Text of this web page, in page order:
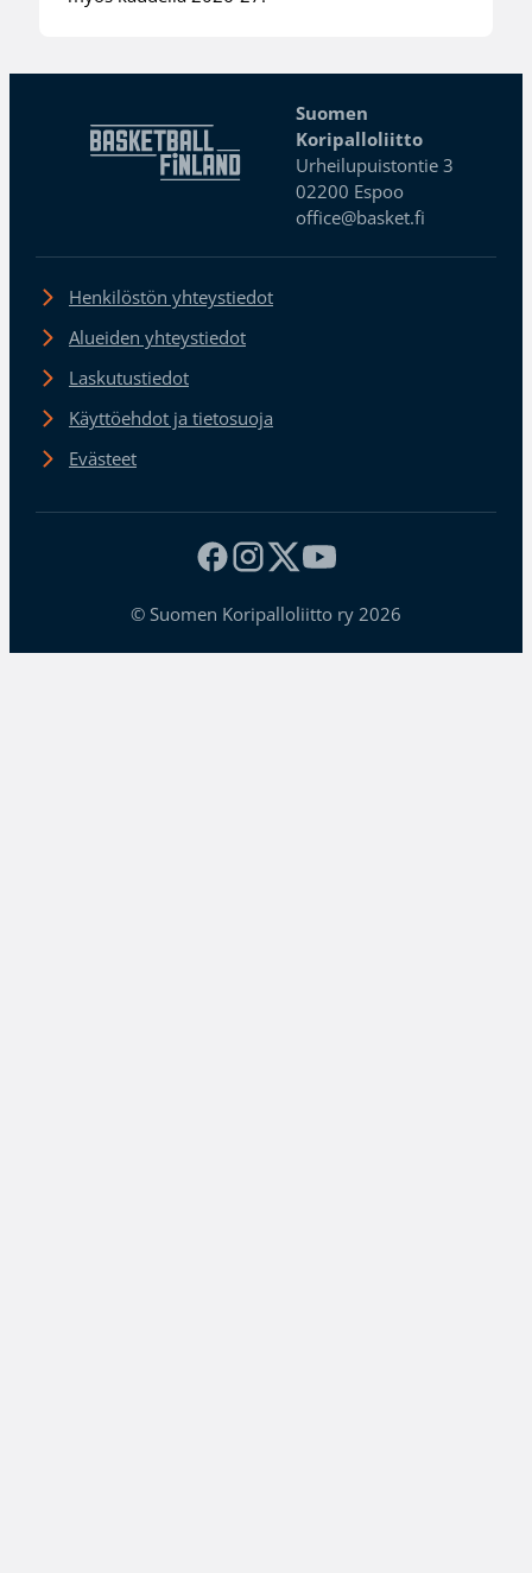
Suomen
Koripalloliitto
Urheilupuistontie 3
02200 Espoo
office@basket.fi
Henkilöstön yhteystiedot
Alueiden yhteystiedot
Laskutustiedot
Käyttöehdot ja tietosuoja
Evästeet
© Suomen Koripalloliitto ry 2026